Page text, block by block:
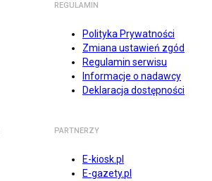
REGULAMIN
Polityka Prywatności
Zmiana ustawień zgód
Regulamin serwisu
Informacje o nadawcy
Deklaracja dostępności
PARTNERZY
E-kiosk.pl
E-gazety.pl